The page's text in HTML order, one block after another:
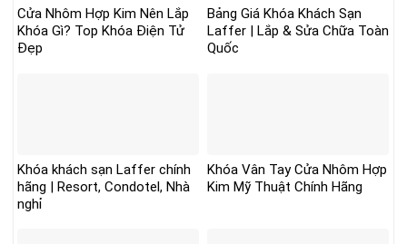
Cửa Nhôm Hợp Kim Nên Lắp
Khóa Gì? Top Khóa Điện Tử
Đẹp
Bảng Giá Khóa Khách Sạn
Laffer | Lắp & Sửa Chữa Toàn
Quốc
Khóa khách sạn Laffer chính
hãng | Resort, Condotel, Nhà
nghỉ
Khóa Vân Tay Cửa Nhôm Hợp
Kim Mỹ Thuật Chính Hãng